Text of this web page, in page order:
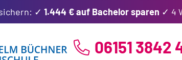
✓ 1.444 € auf Bachelor sparen ✓ 4
06151 3842